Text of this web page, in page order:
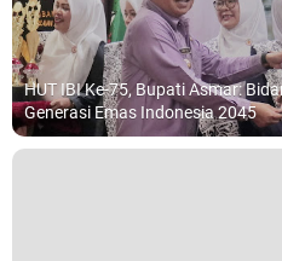
HUT IBI Ke-75, Bupati Asmar:
Generasi Emas Indonesia 2045